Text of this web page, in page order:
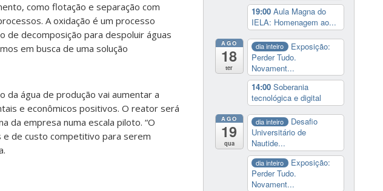
como flotação e separação com
A oxidação é um processo
de decomposição para despoluir águas
em busca de uma solução
da água de produção vai aumentar a
e econômicos positivos. O reator será
da empresa numa escala piloto. “O
de custo competitivo para serem
19:00 Aula Magna do
IELA: Homenagem ao...
AGO
18
ter
dia inteiro
Exposição:
Perder Tudo.
Novament...
14:00 Soberania
tecnológica e digital
AGO
19
qua
dia inteiro
Desafio
Universitário de
Nautide...
dia inteiro
Exposição:
Perder Tudo.
Novament...